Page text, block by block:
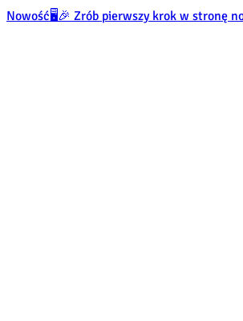
Nowość🖥️🎉 Zrób pierwszy krok w stronę